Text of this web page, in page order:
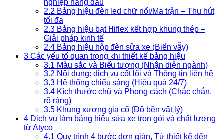
nghiệp hàng đầu
2.2 Bảng hiệu đèn led chữ nổi/Ma trận – Thu hút
tối đa
2.3 Bảng hiệu bạt Hiflex kết hợp khung thép –
Giải pháp kinh tế
2.4 Bảng hiệu hộp đèn sửa xe (Biển vẫy)
3 Các yếu tố quan trọng khi thiết kế bảng hiệu
3.1 Màu sắc và Biểu tượng (Nhận diện ngành)
3.2 Nội dung: dịch vụ cốt lõi và Thông tin liên hệ
3.3 Hệ thống chiếu sáng (Hiệu quả 24/7)
3.4 Kích thước chữ và Phong cách (Chắc chắn,
rõ ràng)
3.5 Khung xương gia cố (Độ bền vật lý)
4 Dịch vụ làm bảng hiệu sửa xe trọn gói và chất lượng
từ Atyco
4.1 Quy trình 4 bước đơn giản, Từ thiết kế đến